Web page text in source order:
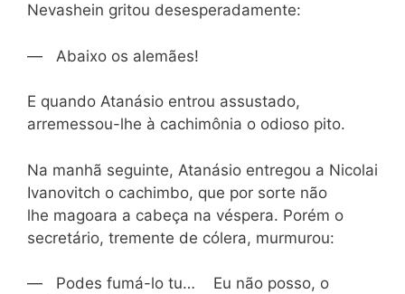
Nevashein gritou desesperadamente:
— Abaixo os alemães!
E quando Atanásio entrou assustado,
arremessou-lhe à cachimônia o odioso pito.
Na manhã seguinte, Atanásio entregou a Nicolai
Ivanovitch o cachimbo, que por sorte não
lhe magoara a cabeça na véspera. Porém o
secretário, tremente de cólera, murmurou:
— Podes fumá-lo tu… Eu não posso, o